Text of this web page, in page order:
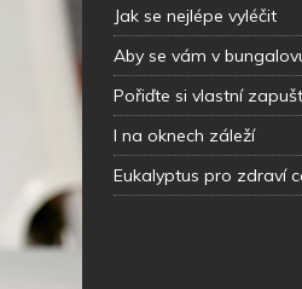
Jak se nejlépe vyléčit
Aby se vám v
Pořiďte si vlastní
I na oknech záleží
Eukalyptus pro zdraví